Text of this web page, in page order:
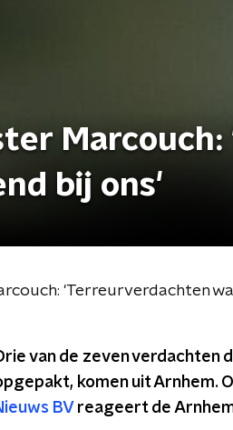
bij ons'
'Terreurverdachten
van de zeven
komen uit Arnhem.
BV reageert de